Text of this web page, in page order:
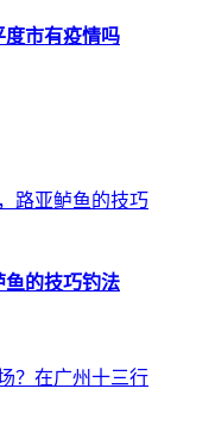
度市有疫情吗
鱼的技巧钓法